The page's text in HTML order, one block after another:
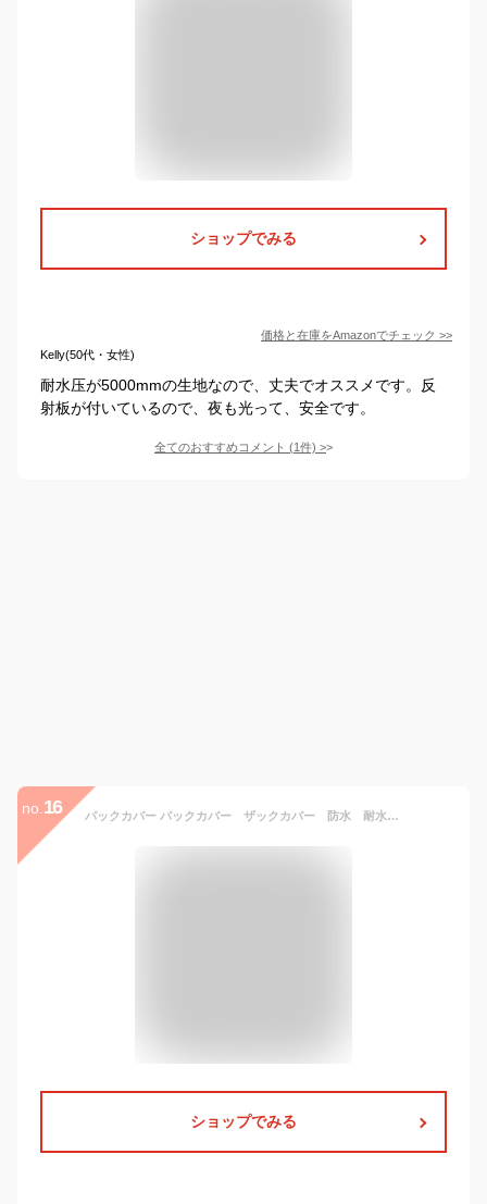
ショップでみる
価格と在庫をAmazonでチェック >>
Kelly(50代・女性)
耐水压が5000mmの生地なので、丈夫でオススメです。反
射板が付いているので、夜も光って、安全です。
全てのおすすめコメント (1件) >
no. 16 パックカバー バックカバー ザックカバー 防水 耐水 透湿 3点固定 パッカブル 携帯 登山 山登り トレッキング 山行 キャンプ 自転車 サイクル ポタリング 通勤 通学 雨対策 豪雨対策 再帰反射 オンヨネ
ショップでみる